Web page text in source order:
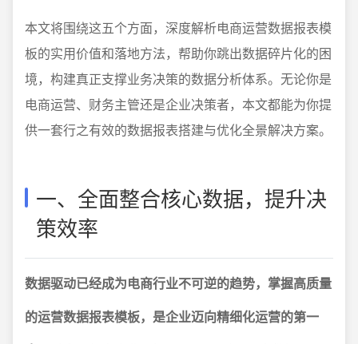
本文将围绕这五个方面，深度解析电商运营数据报表模
板的实用价值和落地方法，帮助你跳出数据碎片化的困
境，构建真正支撑业务决策的数据分析体系。无论你是
电商运营、财务主管还是企业决策者，本文都能为你提
供一套行之有效的数据报表搭建与优化全景解决方案。
一、全面整合核心数据，提升决
策效率
数据驱动已经成为电商行业不可逆的趋势，掌握高质量
的运营数据报表模板，是企业迈向精细化运营的第一